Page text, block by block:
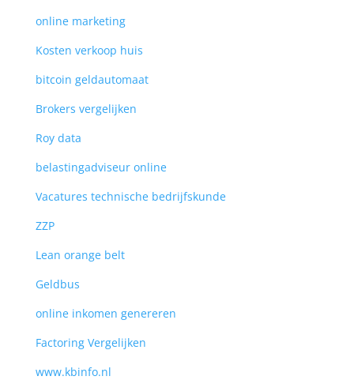
online marketing
Kosten verkoop huis
bitcoin geldautomaat
Brokers vergelijken
Roy data
belastingadviseur online
Vacatures technische bedrijfskunde
ZZP
Lean orange belt
Geldbus
online inkomen genereren
Factoring Vergelijken
www.kbinfo.nl